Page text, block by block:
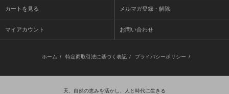
カートを見る メルマガ登録・解除
マイアカウント お問い合わせ
ホーム / 特定商取引法に基づく表記 / プライバシーポリシー /
天、自然の恵みを活かし、人と時代に生きる